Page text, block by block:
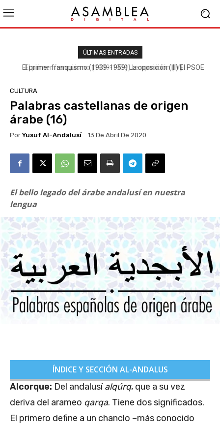
ÚLTIMAS ENTRADAS
El primer franquismo (1939-1959) La oposición (III) El PSOE
CULTURA
Palabras castellanas de origen
árabe (16)
Por Yusuf Al-Andalusí 13 De Abril De 2020
El bello legado del árabe andalusí en nuestra
lengua
ÍNDICE Y SECCIÓN AL-ANDALUS
Alcorque: Del andalusíalqúrq, que a su vez
deriva del arameo qarqa. Tiene dos significados.
El primero define a un chanclo –más conocido